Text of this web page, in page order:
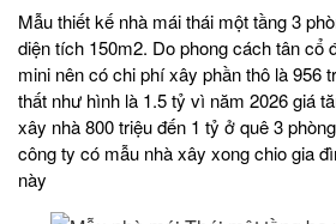
Mẫu thiết kế nhà mái thái một tầng 3
diện tích 150m2. Do phong cách tân cổ
mini nên có chi phí xây phần thô là 956
thất như hình là 1.5 tỷ vì năm 2026 giá
xây nhà 800 triệu đến 1 tỷ ở quê 3
công ty có mẫu nhà xây xong chio gia
này